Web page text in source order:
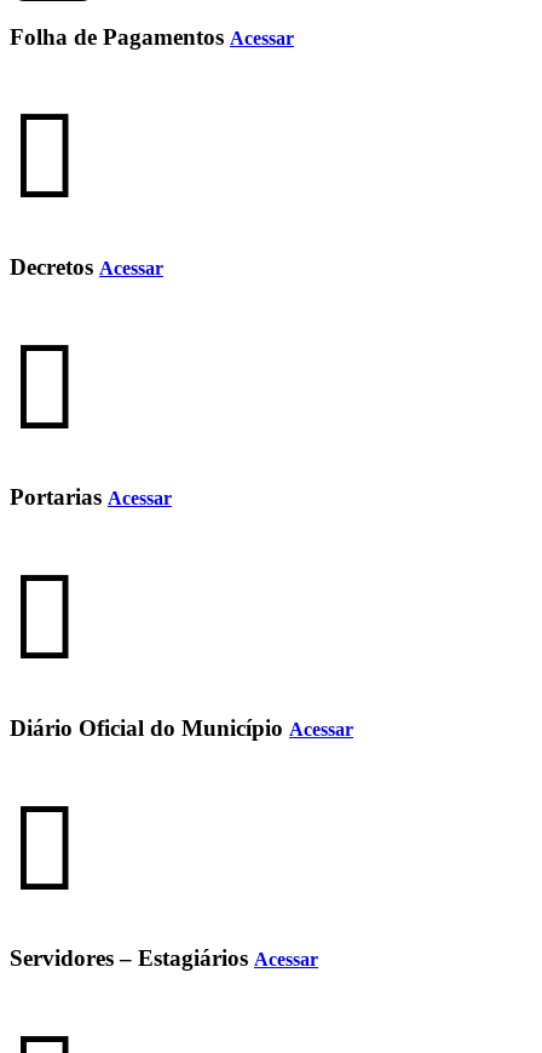
Folha de Pagamentos Acessar
Decretos Acessar
Portarias Acessar
Diário Oficial do Município Acessar
Servidores – Estagiários Acessar